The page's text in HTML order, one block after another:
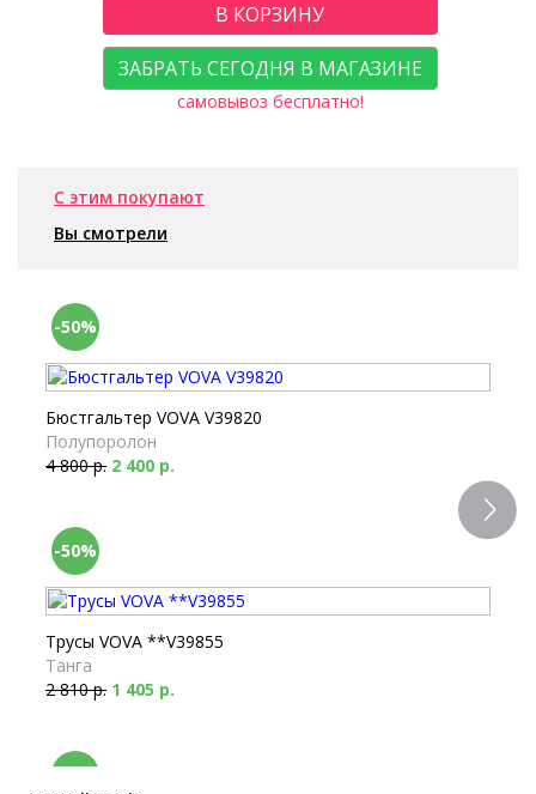
В КОРЗИНУ
ЗАБРАТЬ СЕГОДНЯ В МАГАЗИНЕ
самовывоз бесплатно!
С этим покупают
Вы смотрели
-50%
Бюстгальтер VOVA V39820
Полупоролон
4 800 р. 2 400 р.
-50%
Трусы VOVA **V39855
Танга
2 810 р. 1 405 р.
-70%